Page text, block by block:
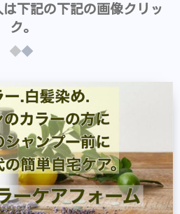
下記の下記の画像クリッ
ク。